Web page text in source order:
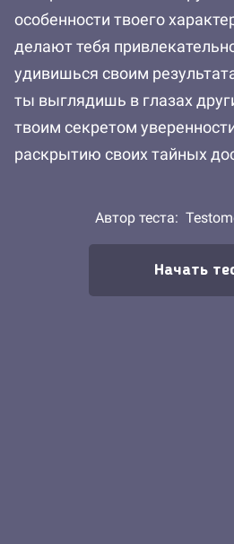
особенности твоего
делают тебя
удивишься своим
ты выглядишь в глазах
твоим секретом
раскрытию своих тайных
Автор теста:
Начать